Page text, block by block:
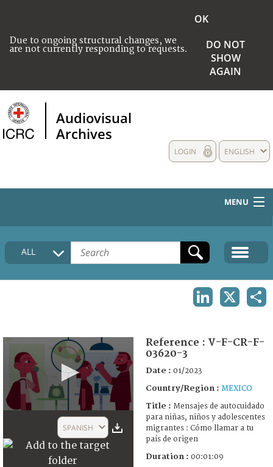
Due to ongoing structural changes, we
are not currently responding to requests.
OK
DO NOT
SHOW
AGAIN
Audiovisual
Archives
ENGLISH
LOGIN
MENU
HOME
COLLECTIONS DESCRIPTION
ALL
1
SPANISH
Reference : V-F-CR-F-
03620-3
Date : 01/2023
Country/Region : MEXICO
Title : Mensajes de autocuidado
para niñas, niños y adolescentes
migrantes : Cómo llamar a tu
país de origen
Duration : 00:01:09